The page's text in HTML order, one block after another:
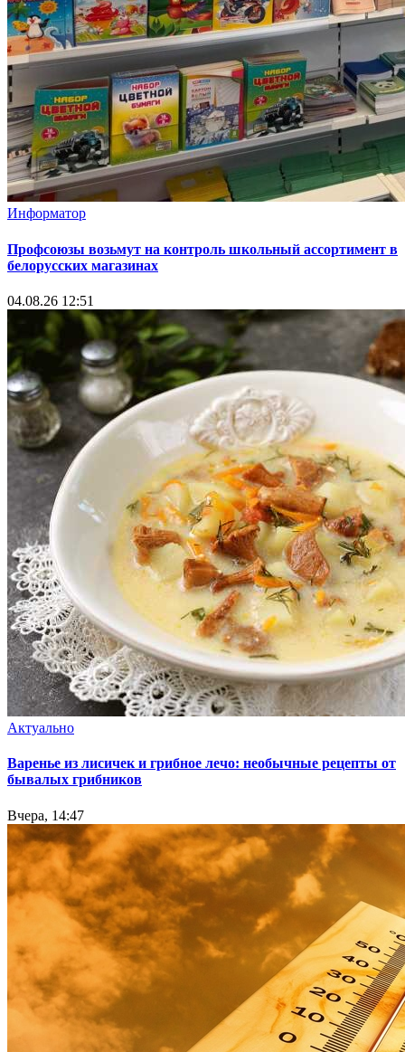
Информатор
Профсоюзы возьмут на контроль школьный ассортимент в
белорусских магазинах
04.08.26 12:51
Актуально
Варенье из лисичек и грибное лечо: необычные рецепты от
бывалых грибников
Вчера, 14:47